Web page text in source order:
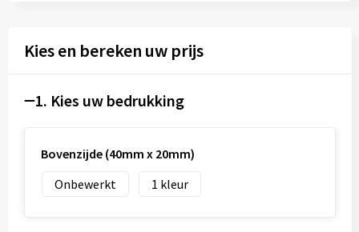
Kies en bereken uw prijs
1. Kies uw bedrukking
Bovenzijde (40mm x 20mm)
Onbewerkt
1